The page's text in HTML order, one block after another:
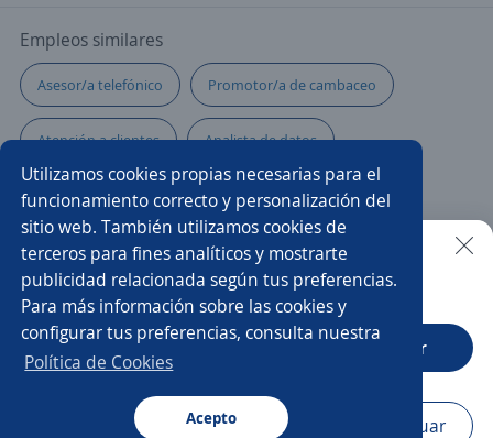
Utilizamos cookies propias necesarias para el
funcionamiento correcto y personalización del
sitio web. También utilizamos cookies de
terceros para fines analíticos y mostrarte
publicidad relacionada según tus preferencias.
Para más información sobre las cookies y
configurar tus preferencias, consulta nuestra
Política de Cookies
Acepto
Empleos similares
Asesor/a telefónico Promotor/a de cambaceo
Atención a clientes Analista de datos
Analista de soporte Analista de logística
Técnico/a de soporte Oficial administrativo
Asesor/a técnico comercial Servicio al cliente
Asesor/a servicio al cliente
Analista de compras Analista
Buscar es más fácil en la app
CT App Abrir
Navegador Continuar